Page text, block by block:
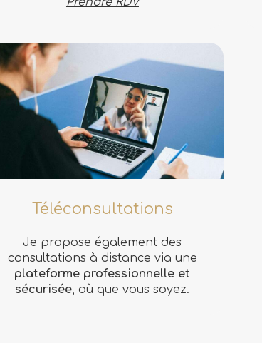
Téléconsultations
Je propose également des
consultations à distance via une
plateforme professionnelle et
sécurisée, où que vous soyez.